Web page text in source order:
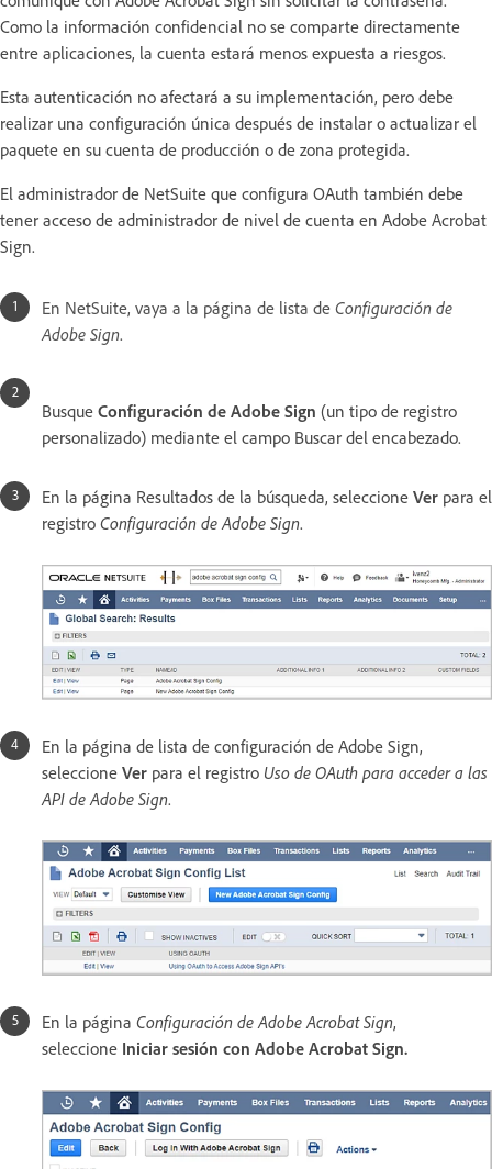
Como la información confidencial no se comparte directamente
entre aplicaciones, la cuenta estará menos expuesta a riesgos.
Esta autenticación no afectará a su implementación, pero debe
realizar una configuración única después de instalar o actualizar el
paquete en su cuenta de producción o de zona protegida.
El administrador de NetSuite que configura OAuth también debe
tener acceso de administrador de nivel de cuenta en Adobe Acrobat
Sign.
En NetSuite, vaya a la página de lista de Configuración de
Adobe Sign.
Busque Configuración de Adobe Sign (un tipo de registro
personalizado) mediante el campo Buscar del encabezado.
En la página Resultados de la búsqueda, seleccione Ver para el
registro Configuración de Adobe Sign.
En la página de lista de configuración de Adobe Sign,
seleccione Ver para el registro Uso de OAuth para acceder a las
API de Adobe Sign.
En la página Configuración de Adobe Acrobat Sign,
seleccione Iniciar sesión con Adobe Acrobat Sign.